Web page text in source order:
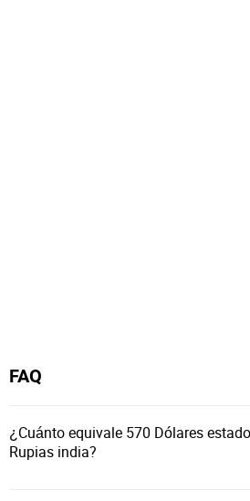
FAQ
¿Cuánto equivale 570 Dólares
Rupias india?